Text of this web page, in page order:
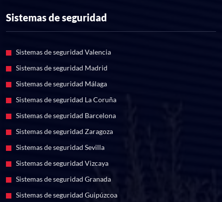
Sistemas de seguridad
Sistemas de seguridad Valencia
Sistemas de seguridad Madrid
Sistemas de seguridad Málaga
Sistemas de seguridad La Coruña
Sistemas de seguridad Barcelona
Sistemas de seguridad Zaragoza
Sistemas de seguridad Sevilla
Sistemas de seguridad Vizcaya
Sistemas de seguridad Granada
Sistemas de seguridad Guipúzcoa